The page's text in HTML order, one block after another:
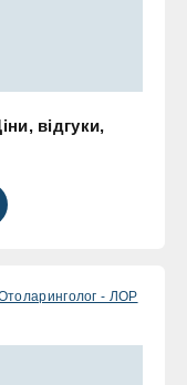
відгуки,
- ЛОР